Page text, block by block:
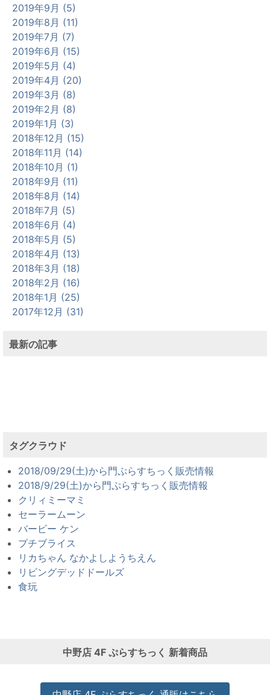
2019年9月 (5)
2019年8月 (11)
2019年7月 (7)
2019年6月 (15)
2019年5月 (4)
2019年4月 (20)
2019年3月 (8)
2019年2月 (8)
2019年1月 (3)
2018年12月 (15)
2018年11月 (14)
2018年10月 (1)
2018年9月 (11)
2018年8月 (14)
2018年7月 (5)
2018年6月 (4)
2018年5月 (5)
2018年4月 (13)
2018年3月 (18)
2018年2月 (16)
2018年1月 (25)
2017年12月 (31)
最新の記事
タグクラウド
2018/09/29(土)から門ぷらすちっく販売情報
2018/9/29(土)から門ぷらすちっく販売情報
クリィミーマミ
セーラームーン
バービー ケン
プチブライス
リカちゃん なかよしようちえん
リビングデッドドールズ
食玩
中野店 4F ぷらすちっく 新着商品